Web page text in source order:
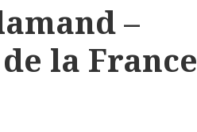
–
la France